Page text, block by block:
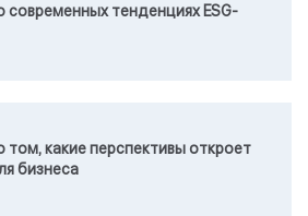
современных тенденциях ESG-
какие перспективы откроет
бизнеса